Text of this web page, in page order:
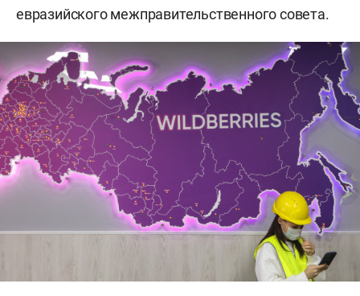
евразийского межправительственного совета.